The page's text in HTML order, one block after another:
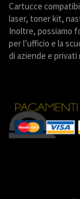
Cartucce
laser, toner kit,
Inoltre, possiamo
per l’ufficio e la
di aziende e